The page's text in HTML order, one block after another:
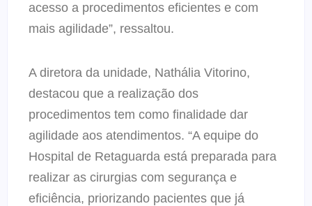
acesso a procedimentos eficientes e com
mais agilidade”, ressaltou.
A diretora da unidade, Nathália Vitorino,
destacou que a realização dos
procedimentos tem como finalidade dar
agilidade aos atendimentos. “A equipe do
Hospital de Retaguarda está preparada para
realizar as cirurgias com segurança e
eficiência, priorizando pacientes que já